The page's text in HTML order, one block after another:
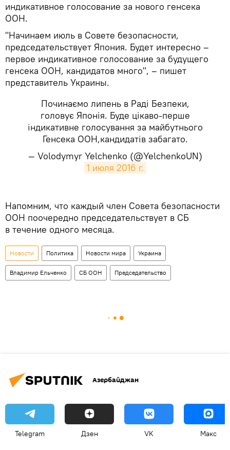
индикативное голосование за нового генсека
ООН.
"Начинаем июль в Совете безопасности,
председательствует Япония. Будет интересно –
первое индикативное голосование за будущего
генсека ООН, кандидатов много", – пишет
представитель Украины.
Починаємо липень в Раді Безпеки,
головує Японія. Буде цікаво-перше
індикативне голосування за майбутнього
Генсека ООН,кандидатів забагато.
— Volodymyr Yelchenko (@YelchenkoUN)
1 июля 2016 г.
Напомним, что каждый член Совета безопасности
ООН поочередно председательствует в СБ
в течение одного месяца.
Новости Политика Новости мира Украина
Владимир Ельченко СБ ООН Председательство
Азербайджан
Telegram Дзен VK Макс